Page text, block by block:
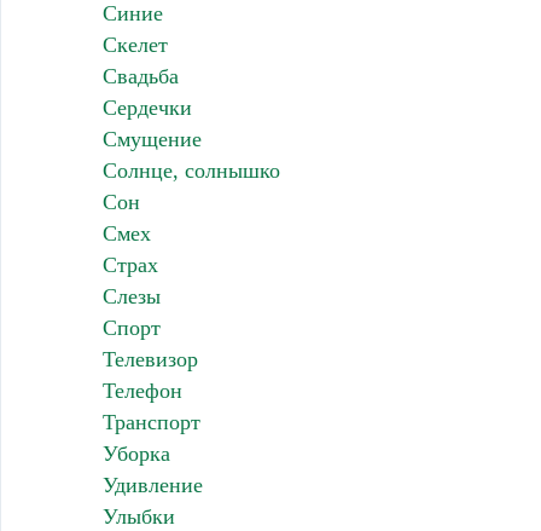
Синие
Скелет
Свадьба
Сердечки
Смущение
Солнце, солнышко
Сон
Смех
Страх
Слезы
Спорт
Телевизор
Телефон
Транспорт
Уборка
Удивление
Улыбки